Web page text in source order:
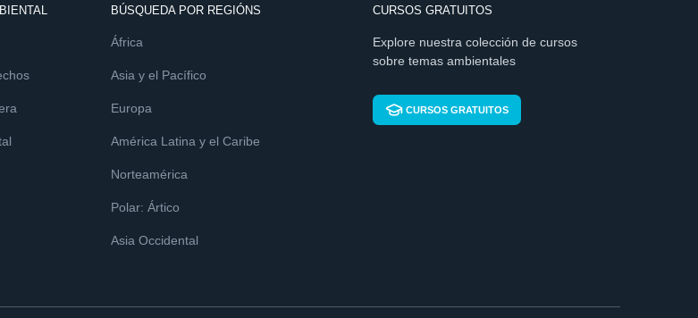
BÚSQUEDA POR REGIÓNS
África
Asia y el Pacífico
Europa
América Latina y el Caribe
Norteamérica
Polar: Ártico
Asia Occidental
CURSOS GRATUITOS
Explore nuestra colección de cursos
sobre temas ambientales
CURSOS GRATUITOS